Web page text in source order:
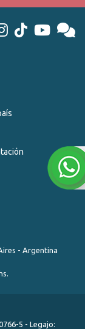
- Argentina
5 - Legajo: